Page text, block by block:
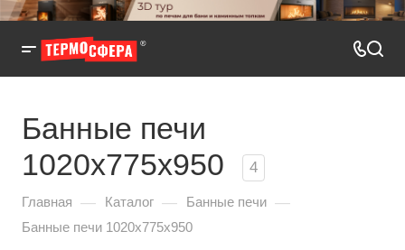
Банные печи
1020x775x950
4
Главная — Каталог — Банные печи —
Банные печи 1020x775x950